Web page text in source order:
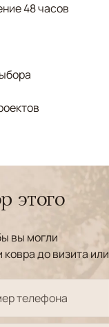
48 часов
этого
вы могли
до визита или